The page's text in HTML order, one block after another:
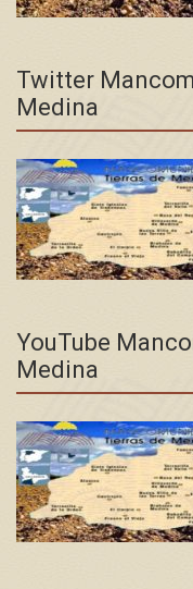
Twitter
Medina
YouTube
Medina